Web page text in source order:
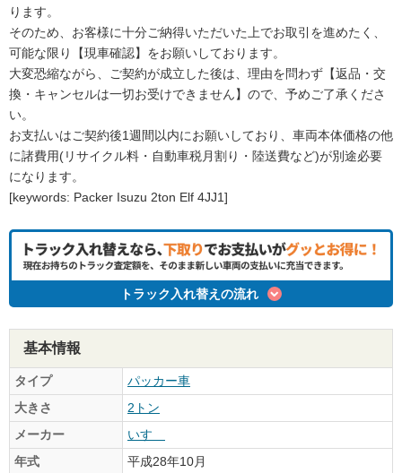
ります。
そのため、お客様に十分ご納得いただいた上でお取引を進めたく、
可能な限り【現車確認】をお願いしております。
大変恐縮ながら、ご契約が成立した後は、理由を問わず【返品・交
換・キャンセルは一切お受けできません】ので、予めご了承くださ
い。
お支払いはご契約後1週間以内にお願いしており、車両本体価格の他
に諸費用(リサイクル料・自動車税月割り・陸送費など)が別途必要
になります。
[keywords: Packer Isuzu 2ton Elf 4JJ1]
トラック入れ替えの流れ
基本情報
タイプ
パッカー車
大きさ
2トン
メーカー
いすゞ
年式
平成28年10月